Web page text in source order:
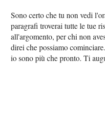
Sono certo che tu non vedi
paragrafi troverai tutte le tue
all'argomento, per chi non
direi che possiamo
io sono più che pronto. Ti